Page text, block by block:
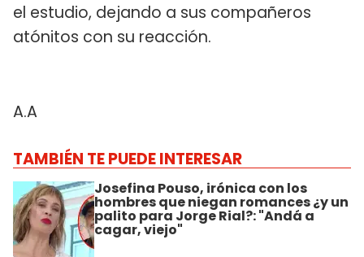
el estudio, dejando a sus compañeros
atónitos con su reacción.
A.A
TAMBIÉN TE PUEDE INTERESAR
Josefina Pouso, irónica con los
hombres que niegan romances ¿y un
palito para Jorge Rial?: "Andá a
cagar, viejo"